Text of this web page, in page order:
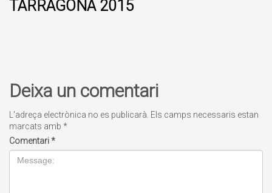
TARRAGONA 2015
Deixa un comentari
L'adreça electrònica no es publicarà. Els camps necessaris estan
marcats amb *
Comentari*